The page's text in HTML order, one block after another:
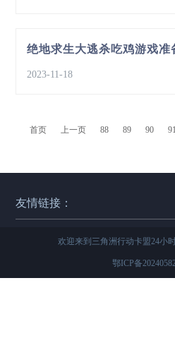
2023-11-18
首页 上一页 88 89 90
友情链接：
欢迎来到三角洲行动卡盟24小
鄂ICP备